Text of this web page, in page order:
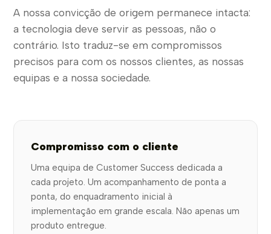
A nossa convicção de origem permanece intacta:
a tecnologia deve servir as pessoas, não o
contrário. Isto traduz-se em compromissos
precisos para com os nossos clientes, as nossas
equipas e a nossa sociedade.
Compromisso com o cliente
Uma equipa de Customer Success dedicada a
cada projeto. Um acompanhamento de ponta a
ponta, do enquadramento inicial à
implementação em grande escala. Não apenas um
produto entregue.